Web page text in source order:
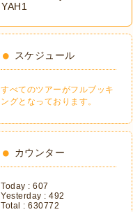
YAH1
スケジュール
すべてのツアーがフルブッキ
ングとなっております。
カウンター
Today : 607
Yesterday : 492
Total : 630772